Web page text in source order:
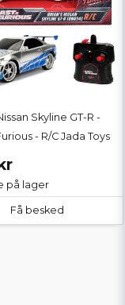
Skyline GT-R -
- R/C Jada Toys
på lager
Få besked